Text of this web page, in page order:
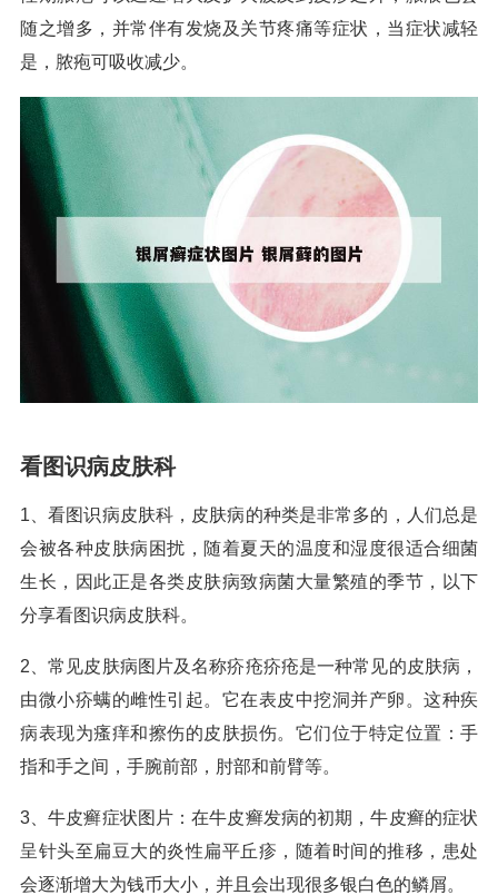
随之增多，并常伴有发烧及关节疼痛等症状，当症状减轻
是，脓疱可吸收减少。
看图识病皮肤科
1、看图识病皮肤科，皮肤病的种类是非常多的，人们总是
会被各种皮肤病困扰，随着夏天的温度和湿度很适合细菌
生长，因此正是各类皮肤病致病菌大量繁殖的季节，以下
分享看图识病皮肤科。
2、常见皮肤病图片及名称疥疮疥疮是一种常见的皮肤病，
由微小疥螨的雌性引起。它在表皮中挖洞并产卵。这种疾
病表现为瘙痒和擦伤的皮肤损伤。它们位于特定位置：手
指和手之间，手腕前部，肘部和前臂等。
3、牛皮癣症状图片：在牛皮癣发病的初期，牛皮癣的症状
呈针头至扁豆大的炎性扁平丘疹，随着时间的推移，患处
会逐渐增大为钱币大小，并且会出现很多银白色的鳞屑。